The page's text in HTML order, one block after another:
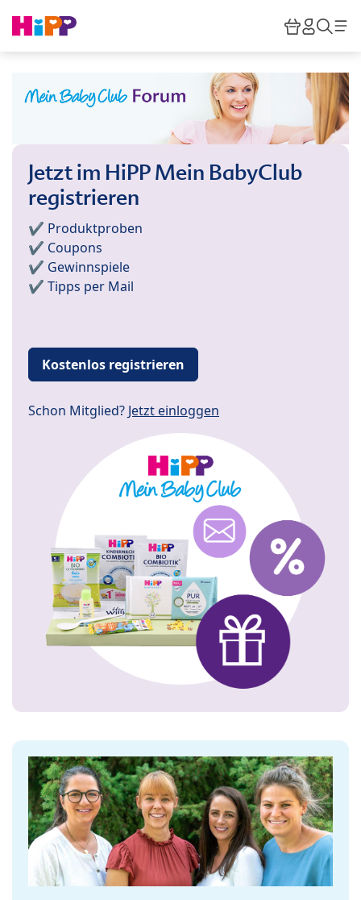
HiPP
Jetzt im HiPP Mein BabyClub
registrieren
✔️ Produktproben
✔️ Coupons
✔️ Gewinnspiele
✔️ Tipps per Mail
Kostenlos registrieren
Schon Mitglied? Jetzt einloggen